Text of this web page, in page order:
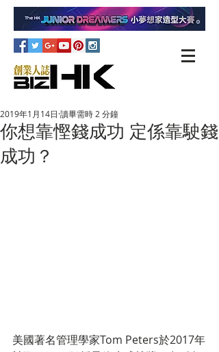
你想靠慳錢成功 定係靠駛錢
成功？
2019年1月14日 讀畢需時 2 分鐘
美國著名管理學家Tom Peters於2017年